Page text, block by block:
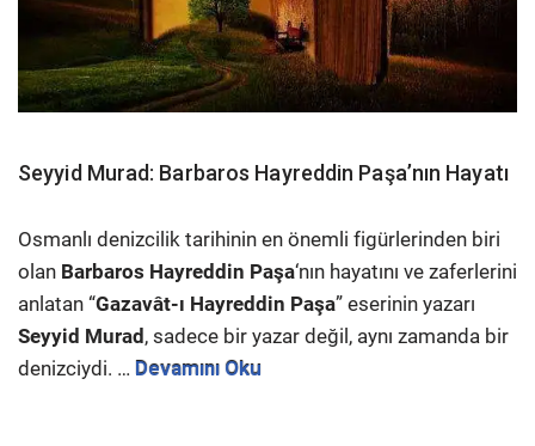
Seyyid Murad: Barbaros Hayreddin Paşa’nın Hayatı
Osmanlı denizcilik tarihinin en önemli figürlerinden biri
olan Barbaros Hayreddin Paşa‘nın hayatını ve zaferlerini
anlatan “Gazavât-ı Hayreddin Paşa” eserinin yazarı
Seyyid Murad, sadece bir yazar değil, aynı zamanda bir
denizciydi. … Devamını Oku